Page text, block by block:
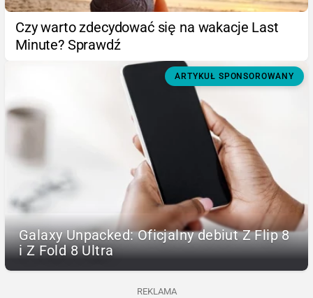
Czy warto zdecydować się na wakacje Last
Minute? Sprawdź
ARTYKUŁ SPONSOROWANY
Galaxy Unpacked: Oficjalny debiut Z Flip 8
i Z Fold 8 Ultra
REKLAMA